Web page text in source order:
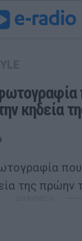
κηδεία